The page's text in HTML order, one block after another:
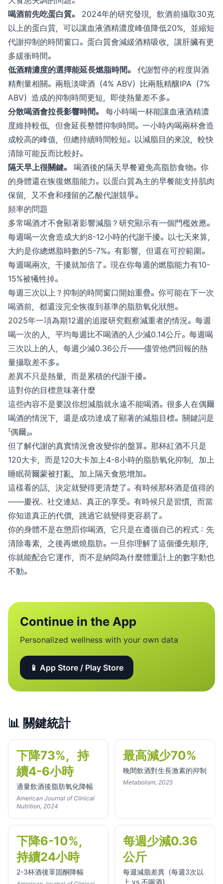
喝酒前先吃蛋白質。
2024年的研究發現，飲酒前攝取30克
以上的蛋白質，可以讓血液酒精濃度峰值降低20%，並縮短
代謝抑制的時間窗口。蛋白質會減緩酒精吸收，讓肝臟有更
多緩衝時間。
低酒精濃度的選擇能延長燃脂時間。
代謝暫停的程度與酒
精劑量相關。兩瓶淡啤酒（4% ABV）比兩瓶精釀IPA（7%
ABV）造成的抑制時間更短，即使熱量差不多。
分散喝酒會拉長影響時間。
每小時喝一杯能讓血液酒精濃
度維持較低，但會延長整體抑制時間。一小時內喝兩杯會造
成較高的峰值，但總持續時間較短。以減脂目的來說，較快
清除可能反而比較好。
隔天早上很關鍵。
喝酒後的隔天早餐避免高脂肪食物。你
的身體還在恢復燃脂能力。以蛋白質為主的早餐能支持肌肉
保留，又不會和殘留的乙酸代謝競爭。
頻率的問題
多常喝酒才不會顯著影響減脂？研究顯示有一個門檻效應。
每週喝一次會造成大約8-12小時的代謝干擾。以七天來算，
大約是你總燃脂時數的5-7%。有影響，但還在可控範圍。
每週喝兩次，干擾就加倍了。現在你每週的燃脂能力有10-
15%被犧牲掉。
每週三次以上？抑制的時間窗口開始重疊。你可能在下一次
喝酒前，都還沒完全恢復到基準的脂肪氧化狀態。
2025年一項為期12週的追蹤研究觀察減重者的情況。每週
喝一次的人，平均每週比不喝酒的人少減0.14公斤。每週喝
三次以上的人，每週少減0.36公斤——儘管他們回報的熱
量攝取差不多。
差異不只是熱量，而是累積的代謝干擾。
這對你的目標意味著什麼
這些內容不是要說你想減脂就永遠不能喝酒。很多人在偶爾
喝酒的情況下，還是成功達成了顯著的減脂目標。關鍵詞是
「偶爾」。
但了解代謝的真實情況會改變你的盤算。那杯紅酒不只是
120大卡，而是120大卡加上4-8小時的脂肪氧化抑制，加上
睡眠荷爾蒙被打亂，加上隔天食慾增加。
這樣看的話，決定就變得更清楚了。有時候那杯酒是值得的
——慶祝、社交連結、真正的享受。有時候只是習慣，而當
你知道真正的代價，跳過它就變得更容易了。
你的身體不是在懲罰你喝酒，它只是在遵循自己的程式：先
清除毒素，之後再燃燒脂肪。一旦你理解了這個優先順序，
你就能配合它運作，而不是納悶為什麼體重計上的數字動也
不動。
Continue in the App
Personalized wellness with your own data
📱 App Store / Play Store
📊 關鍵統計
下降73%，持
續4-6小時
適量飲酒後脂肪氧化降幅
American Journal of Clinical
Nutrition, 2024
最高減少70%
晚間飲酒對生長激素的抑制
Metabolism, 2025
下降6-10%，
持續24小時
2-3杯酒後睪固酮降幅
每週少減0.36
公斤
每週減脂差異（每週3次以
上 vs 不喝酒）